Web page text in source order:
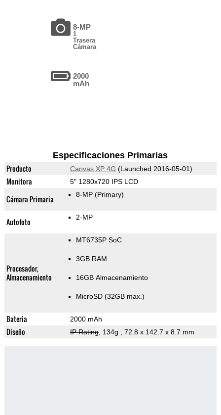
8-MP
1
Trasera
Cámara
2000
mAh
Especificaciones Primarias
Producto Canvas XP 4G (Launched 2016-05-01)
Monitora 5" 1280x720 IPS LCD
Cámara Primaria 8-MP (Primary)
Autofoto 2-MP
Procesador,
Almacenamiento
MT6735P SoC
3GB RAM
16GB Almacenamiento
MicroSD (32GB max.)
Bateria 2000 mAh
Diseño IP Rating, 134g , 72.8 x 142.7 x 8.7 mm